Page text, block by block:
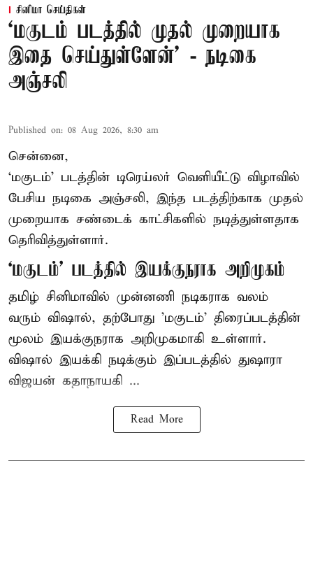
சினிமா செய்திகள்
‘மகுடம் படத்தில் முதல் முறையாக
இதை செய்துள்ளேன்’ - நடிகை
அஞ்சலி
Published on: 08 Aug 2026, 8:30 am
சென்னை,
‘மகுடம்’ படத்தின் டிரெய்லர் வெளியீட்டு விழாவில்
பேசிய நடிகை அஞ்சலி, இந்த படத்திற்காக முதல்
முறையாக சண்டைக் காட்சிகளில் நடித்துள்ளதாக
தெரிவித்துள்ளார்.
‘மகுடம்’ படத்தில் இயக்குநராக அறிமுகம்
தமிழ் சினிமாவில் முன்னணி நடிகராக வலம்
வரும் விஷால், தற்போது 'மகுடம்' திரைப்படத்தின்
மூலம் இயக்குநராக அறிமுகமாகி உள்ளார்.
விஷால் இயக்கி நடிக்கும் இப்படத்தில் துஷாரா
விஜயன் கதாநாயகி ...
Read More